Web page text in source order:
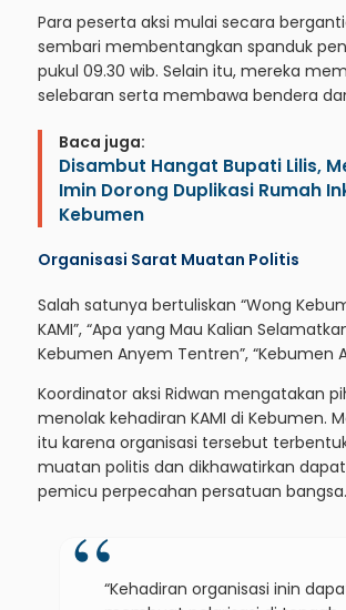
Para peserta aksi mulai secara
sembari membentangkan spanduk
pukul 09.30 wib. Selain itu, mereka
selebaran serta membawa bendera
Baca juga:
Disambut Hangat Bupati Lilis,
Imin Dorong Duplikasi Rumah
Kebumen
Organisasi Sarat Muatan Politis
Salah satunya bertuliskan “Wong
KAMI”, “Apa yang Mau Kalian
Kebumen Anyem Tentren”, “Kebumen
Koordinator aksi Ridwan mengatakan
menolak kehadiran KAMI di Kebumen.
itu karena organisasi tersebut
muatan politis dan dikhawatirkan
pemicu perpecahan persatuan bangsa.
“Kehadiran organisasi inin